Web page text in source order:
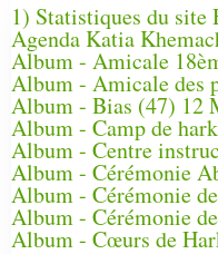
1) Statistiques du site
Agenda Katia
Album - Amicale
Album - Amicale des
Album - Bias (47) 12
Album - Camp de
Album - Centre
Album - Cérémonie
Album - Cérémonie
Album - Cérémonie
Album - Cœurs de